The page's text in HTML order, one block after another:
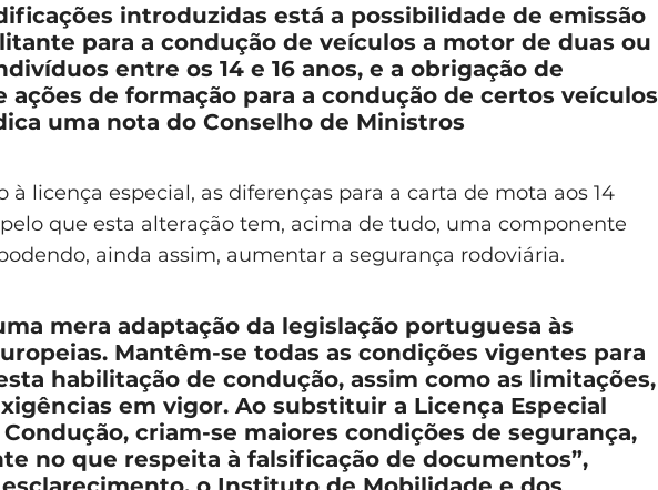
introduzidas está a possibilidade de emissão
para a condução de veículos a motor de duas ou
entre os 14 e 16 anos, e a obrigação de
ações de formação para a condução de certos veículos
uma nota do Conselho de Ministros
à licença especial, as diferenças para a carta de mota aos 14
que esta alteração tem, acima de tudo, uma componente
ainda assim, aumentar a segurança rodoviária.
mera adaptação da legislação portuguesa às
Mantêm-se todas as condições vigentes para
habilitação de condução, assim como as limitações,
em vigor. Ao substituir a Licença Especial
criam-se maiores condições de segurança,
no que respeita à falsificação de documentos”,